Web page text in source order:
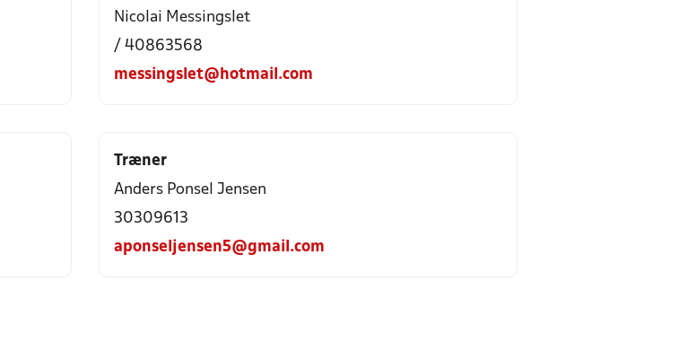
Nicolai Messingslet
/ 40863568
messingslet@hotmail.com
Træner
Anders Ponsel Jensen
30309613
aponseljensen5@gmail.com